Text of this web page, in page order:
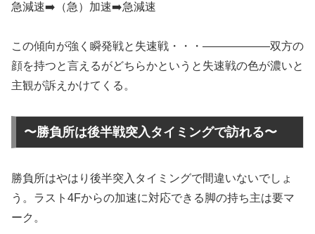
急減速➡️（急）加速➡️急減速
この傾向が強く瞬発戦と失速戦・・・——————双方の
顔を持つと言えるがどちらかというと失速戦の色が濃いと
主観が訴えかけてくる。
〜勝負所は後半戦突入タイミングで訪れる〜
勝負所はやはり後半突入タイミングで間違いないでしょ
う。ラスト4Fからの加速に対応できる脚の持ち主は要マ
ーク。